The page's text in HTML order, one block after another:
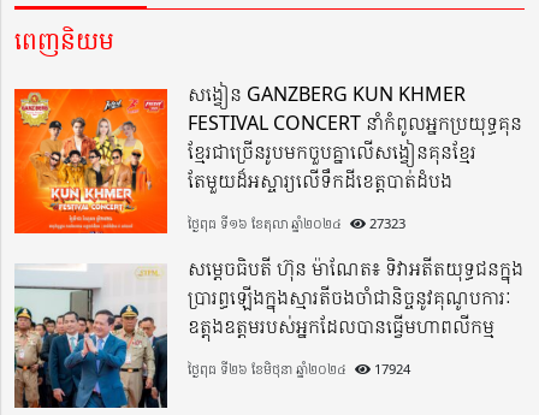
ពេញនិយម
សង្វៀន GANZBERG KUN KHMER
FESTIVAL CONCERT នាំកំពូលអ្នកប្រយុទ្ធគុន
ខ្មែរជាច្រើនរូបមកចួបគ្នាលើសង្វៀនគុនខ្មែរ
តែមួយដ៏អស្ចារ្យលើទឹកដីខេត្តបាត់ដំបង
ថ្ងៃពុធ ទី១៦ ខែតុលា ឆ្នាំ២០២៤ 27323
សម្តេចធិបតី ហ៊ុន ម៉ាណែត៖ ទិវាអតីតយុទ្ធជនក្នុង
ប្រារព្ធឡើងក្នុងស្មារតីចងចាំជានិច្ចនូវគុណូបការៈ
ឧត្តុងឧត្តមរបស់អ្នកដែលបានធ្វើមហាពលីកម្ម
ថ្ងៃពុធ ទី២៦ ខែមិថុនា ឆ្នាំ២០២៤ 17924